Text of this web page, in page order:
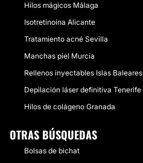
Hilos mágicos Málaga
Isotretinoína Alicante
Tratamiento acné Sevilla
Manchas piel Murcia
Rellenos inyectables Islas Baleares
Depilación láser definitiva Tenerife
Hilos de colágeno Granada
OTRAS BÚSQUEDAS
Bolsas de bichat